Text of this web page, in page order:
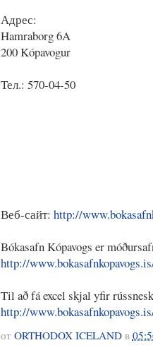
Адрес:
Hamraborg 6A
200 Kópavogur
Тел.: 570-04-50
Веб-сайт: http://
Bókasafn Kópavogs er
http://
Til að fá excel skjal yfir
http://
от ORTHODOX ICELAND в